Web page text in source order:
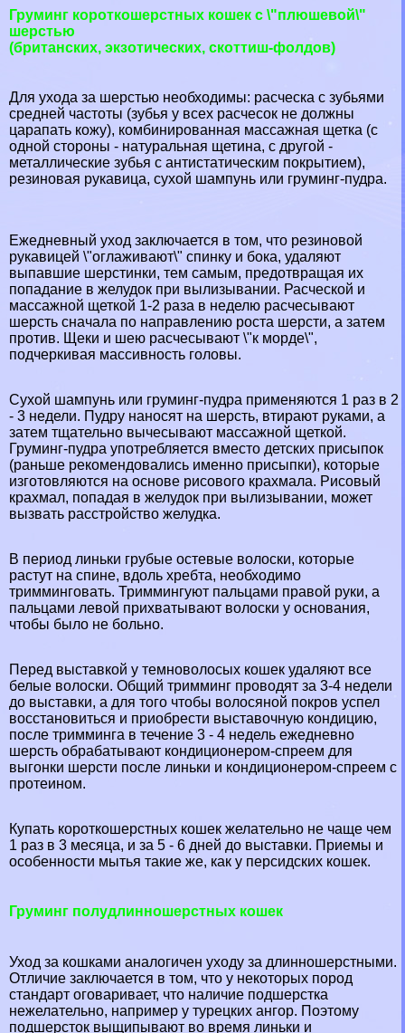
Груминг короткошерстных кошек с \"плюшевой\"
шерстью
(британских, экзотических, скоттиш-фолдов)
Для ухода за шерстью необходимы: расческа с зубьями
средней частоты (зубья у всех расчесок не должны
царапать кожу), комбинированная массажная щетка (с
одной стороны - натуральная щетина, с другой -
металлические зубья с антистатическим покрытием),
резиновая рукавица, сухой шампунь или груминг-пудра.
Ежедневный уход заключается в том, что резиновой
рукавицей \"оглаживают\" спинку и бока, удаляют
выпавшие шерстинки, тем самым, предотвращая их
попадание в желудок при вылизывании. Расческой и
массажной щеткой 1-2 раза в неделю расчесывают
шерсть сначала по направлению роста шерсти, а затем
против. Щеки и шею расчесывают \"к морде\",
подчеркивая массивность головы.
Сухой шампунь или груминг-пудра применяются 1 раз в 2
- 3 недели. Пудру наносят на шерсть, втирают руками, а
затем тщательно вычесывают массажной щеткой.
Груминг-пудра употрeбляется вместо детских присыпок
(раньше рекомендовались именно присыпки), которые
изготовляются на основе рисового крахмала. Рисовый
крахмал, попадая в желудок при вылизывании, может
вызвать расстройство желудка.
В период линьки грубые остевые волоски, которые
растут на спине, вдоль хребта, необходимо
тримминговать. Триммингуют пальцами правой руки, а
пальцами левой прихватывают волоски у основания,
чтобы было не больно.
Перед выставкой у темноволосых кошек удаляют все
белые волоски. Общий тримминг проводят за 3-4 недели
до выставки, а для того чтобы волосяной покров успел
восстановиться и приобрести выставочную кондицию,
после тримминга в течение 3 - 4 недель ежедневно
шерсть обpaбатывают кондиционером-спреем для
выгонки шерсти после линьки и кондиционером-спреем с
протеином.
Купать короткошерстных кошек желательно не чаще чем
1 раз в 3 месяца, и за 5 - 6 дней до выставки. Приемы и
особенности мытья такие же, как у персидских кошек.
Груминг полудлинношерстных кошек
Уход за кошками аналогичен уходу за длинношерстными.
Отличие заключается в том, что у некоторых пород
стандарт оговаривает, что наличие подшерстка
нежелательно, например у турецких ангор. Поэтому
подшерсток выщипывают во время линьки и